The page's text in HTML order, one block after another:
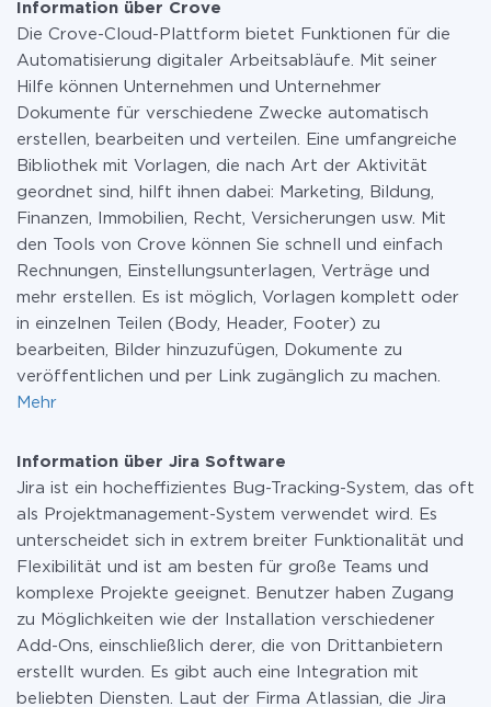
Weitere Informationen zu
Information über Crove
Die Crove-Cloud-Plattform bietet Funktionen für die
Automatisierung digitaler Arbeitsabläufe. Mit seiner
Hilfe können Unternehmen und Unternehmer
Dokumente für verschiedene Zwecke automatisch
erstellen, bearbeiten und verteilen. Eine umfangreiche
Bibliothek mit Vorlagen, die nach Art der Aktivität
geordnet sind, hilft ihnen dabei: Marketing, Bildung,
Finanzen, Immobilien, Recht, Versicherungen usw. Mit
den Tools von Crove können Sie schnell und einfach
Rechnungen, Einstellungsunterlagen, Verträge und
mehr erstellen. Es ist möglich, Vorlagen komplett oder
in einzelnen Teilen (Body, Header, Footer) zu
bearbeiten, Bilder hinzuzufügen, Dokumente zu
veröffentlichen und per Link zugänglich zu machen.
Mehr
Information über Jira Software
Jira ist ein hocheffizientes Bug-Tracking-System, das oft
als Projektmanagement-System verwendet wird. Es
unterscheidet sich in extrem breiter Funktionalität und
Flexibilität und ist am besten für große Teams und
komplexe Projekte geeignet. Benutzer haben Zugang
zu Möglichkeiten wie der Installation verschiedener
Add-Ons, einschließlich derer, die von Drittanbietern
erstellt wurden. Es gibt auch eine Integration mit
beliebten Diensten. Laut der Firma Atlassian, die Jira